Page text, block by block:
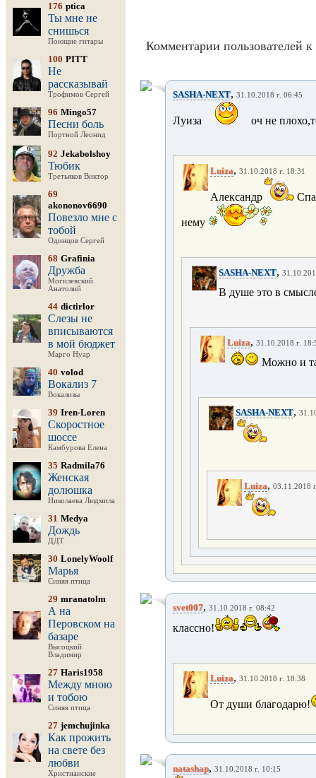
176 ptica
Ты мне не
снишься
Поющие гитары
100 PITT
Не
рассказывай
Трофимов Сергей
96 Mingo57
Песни боль
Портной Леонид
92 Jekabolshoy
Тюбик
Третьяков Виктор
69
akononov6690
Повезло мне с
тобой
Одинцов Сергей
68 Grafinia
Дружба
Могилевский
Анатолий
44 dictirlor
Слезы не
вписываются
в мой бюджет
Марго Нуар
40 volod
Вокализ 7
Вокализы
39 Iren-Loren
Скоростное
шоссе
Камбурова Елена
35 Radmila76
Женская
долюшка
Николаева Людмила
31 Medya
Дождь
ДДТ
30 LonelyWoolf
Марья
Синяя птица
29 mranatolm
А на
Перовском на
базаре
Высоцкий
Владимир
27 Haris1958
Между мною
и тобою
Синяя птица
27 jemchujinka
Как прожить
на свете без
любви
Христианские
Комментарии пользователей к
SASHA-NEXT, 31.10.2018 г. 06:45
Луиза оч не
Luiza, 31.10.2018 г. 18:31
Александр
нему
SASHA-NEXT,
В душе это в
Luiza, 31.10.2018 г.
Можно и
SASHA-NEXT,
Luiza, 03.11.2018
svet007, 31.10.2018 г. 08:42
классно!
Luiza, 31.10.2018 г. 18:38
От души благодарю!
natashap, 31.10.2018 г. 10:15